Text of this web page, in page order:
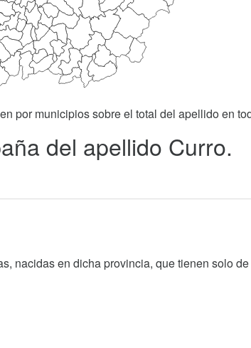
por municipios sobre el total del apellido en
del apellido Curro.
nacidas en dicha provincia, que tienen solo